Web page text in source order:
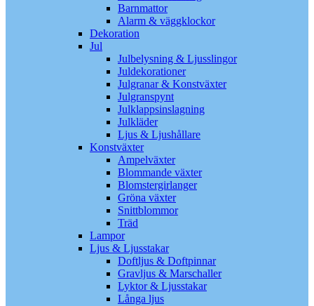
Barnmattor
Alarm & väggklockor
Dekoration
Jul
Julbelysning & Ljusslingor
Juldekorationer
Julgranar & Konstväxter
Julgranspynt
Julklappsinslagning
Julkläder
Ljus & Ljushållare
Konstväxter
Ampelväxter
Blommande växter
Blomstergirlanger
Gröna växter
Snittblommor
Träd
Lampor
Ljus & Ljusstakar
Doftljus & Doftpinnar
Gravljus & Marschaller
Lyktor & Ljusstakar
Långa ljus